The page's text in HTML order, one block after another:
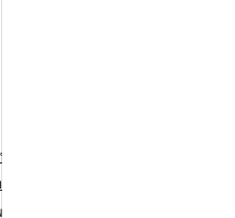
ะพุทธศาสนา
หบูชา
ดสากล